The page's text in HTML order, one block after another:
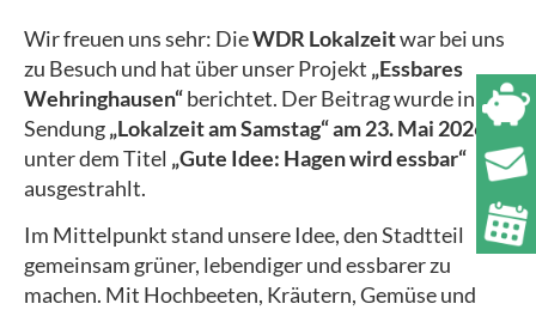
Wir freuen uns sehr: DieWDR Lokalzeitwar bei uns
zu Besuch und hat über unser Projekt „Essbares
Wehringhausen“berichtet. Der Beitrag wurde in der
Sendung„Lokalzeit am Samstag“ am 23. Mai 2026
unter dem Titel „Gute Idee: Hagen wird essbar“
ausgestrahlt.
Im Mittelpunkt stand unsere Idee, den Stadtteil
gemeinsam grüner, lebendiger und essbarer zu
machen. Mit Hochbeeten, Kräutern, Gemüse und